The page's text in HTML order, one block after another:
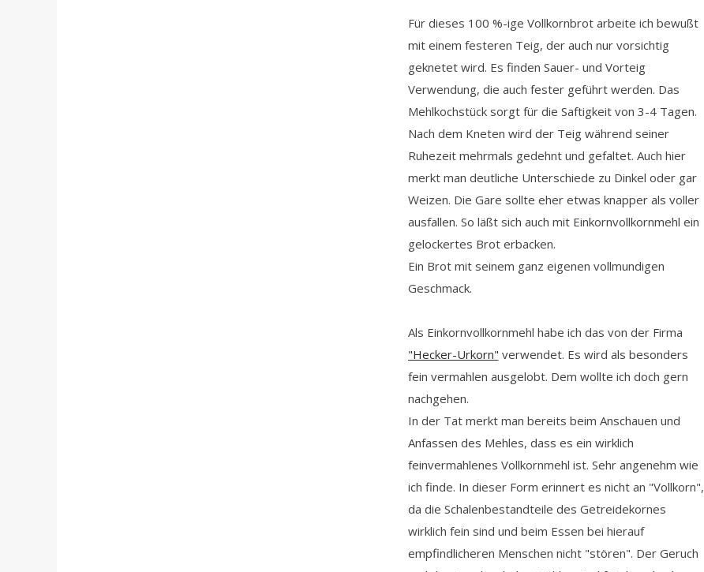
Für dieses 100 %-ige Vollkornbrot arbeite ich bewußt
mit einem festeren Teig, der auch nur vorsichtig
geknetet wird. Es finden Sauer- und Vorteig
Verwendung, die auch fester geführt werden. Das
Mehlkochstück sorgt für die Saftigkeit von 3-4 Tagen.
Nach dem Kneten wird der Teig während seiner
Ruhezeit mehrmals gedehnt und gefaltet. Auch hier
merkt man deutliche Unterschiede zu Dinkel oder gar
Weizen. Die Gare sollte eher etwas knapper als voller
ausfallen. So läßt sich auch mit Einkornvollkornmehl ein
gelockertes Brot erbacken.
Ein Brot mit seinem ganz eigenen vollmundigen
Geschmack.
Als Einkornvollkornmehl habe ich das von der Firma
"Hecker-Urkorn" verwendet. Es wird als besonders
fein vermahlen ausgelobt. Dem wollte ich doch gern
nachgehen.
In der Tat merkt man bereits beim Anschauen und
Anfassen des Mehles, dass es ein wirklich
feinvermahlenes Vollkornmehl ist. Sehr angenehm wie
ich finde. In dieser Form erinnert es nicht an "Vollkorn",
da die Schalenbestandteile des Getreidekornes
wirklich fein sind und beim Essen bei hierauf
empfindlicheren Menschen nicht "stören". Der Geruch